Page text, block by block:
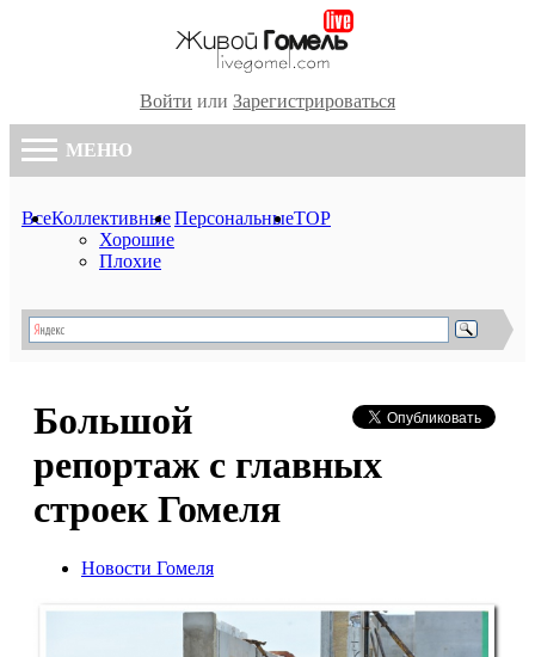
Войти или Зарегистрироваться
МЕНЮ
ВсеКоллективные
Хорошие
Плохие
ПерсональныеTOP
Большой
репортаж с главных
строек Гомеля
Новости Гомеля